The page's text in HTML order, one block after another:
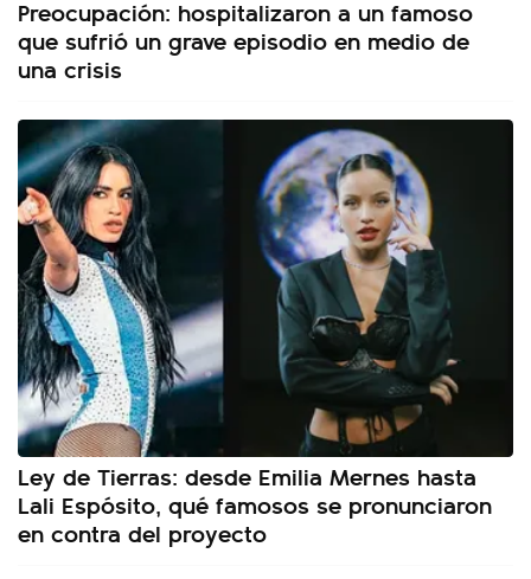
Preocupación: hospitalizaron a un famoso
que sufrió un grave episodio en medio de
una crisis
Ley de Tierras: desde Emilia Mernes hasta
Lali Espósito, qué famosos se pronunciaron
en contra del proyecto